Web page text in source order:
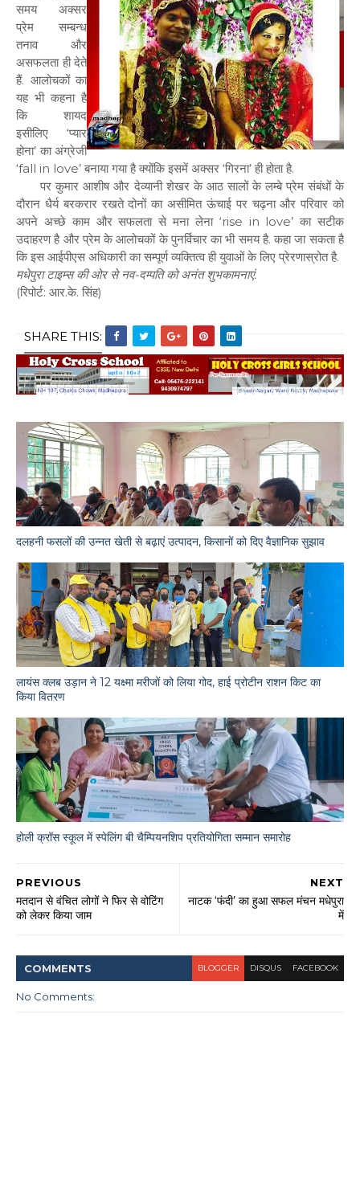
समय अक्सर
प्रेम सम्बन्ध
तनाव और
असफलता ही देते
हैं. आलोचकों का
यह भी कहना है
कि शायद
इसीलिए ‘प्यार
होना’ का अंग्रेजी
‘fall in love’ बनाया गया है क्योंकि इसमें अक्सर ‘गिरना’ ही होता है.
पर कुमार आशीष और देव्यानी शेखर के आठ सालों के लम्बे प्रेम संबंधों के
दौरान धैर्य बरकरार रखते दोनों का असीमित ऊंचाई पर चढ़ना और परिवार को
अपने अच्छे काम और सफलता से मना लेना ‘rise in love’ का सटीक
उदाहरण है और प्रेम के आलोचकों के पुनर्विचार का भी समय है. कहा जा सकता है
कि इस आईपीएस अधिकारी का सम्पूर्ण व्यक्तित्व ही युवाओं के लिए प्रेरणास्रोत है.
मधेपुरा टाइम्स की ओर से नव-दम्पति को अनंत शुभकामनाएं.
(रिपोर्ट: आर.के. सिंह)
SHARE THIS:
दलहनी फसलों की उन्नत खेती से बढ़ाएं उत्पादन, किसानों को दिए वैज्ञानिक सुझाव
लायंस क्लब उड़ान ने 12 यक्ष्मा मरीजों को लिया गोद, हाई प्रोटीन राशन किट का
किया वितरण
होली क्रॉस स्कूल में स्पेलिंग बी चैम्पियनशिप प्रतियोगिता सम्मान समारोह
NEXT
नाटक ‘फंदी’ का हुआ सफल मंचन मधेपुरा
में
PREVIOUS
मतदान से वंचित लोगों ने फिर से वोटिंग
को लेकर किया जाम
COMMENTS BLOGGER DISQUS FACEBOOK
No Comments: